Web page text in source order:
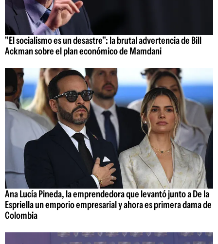
"El socialismo es un desastre": la brutal advertencia de Bill
Ackman sobre el plan económico de Mamdani
Ana Lucía Pineda, la emprendedora que levantó junto a De la
Espriella un emporio empresarial y ahora es primera dama de
Colombia